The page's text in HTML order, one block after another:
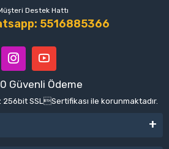
Destek Hattı
5516885366
Güvenli Ödeme
256bit SSLSertifikası ile korunmaktadır.